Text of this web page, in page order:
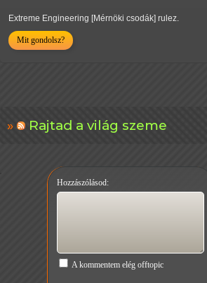
Extreme Engineering [Mérnöki csodák] rulez.
Mit gondolsz?
Rajtad a világ szeme
Hozzászólásod:
A kommentem elég offtopic